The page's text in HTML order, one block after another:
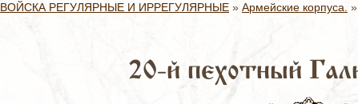
ВОЙСКА РЕГУЛЯРНЫЕ И ИРРЕГУЛЯРНЫЕ » Армейские корпуса. »
20-й пехотный